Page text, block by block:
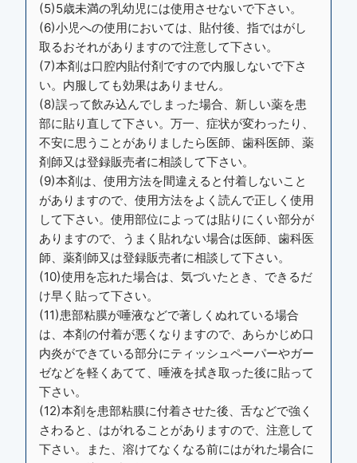
(5)5歳未満の乳幼児には使用させないで下さい。
(6)小児への使用においては、貼付後、指ではがし
取るおそれがありますので注意して下さい。
(7)本剤は口腔内貼付剤ですので内服しないで下さ
い。内服しても効果はありません。
(8)誤って飲み込んでしまった場合、新しい薬を患
部に貼り直して下さい。万一、症状が変わったり、
不安に思うことがありましたら医師、歯科医師、薬
剤師又は登録販売者に相談して下さい。
(9)本剤は、使用方法を間違えると付着しないこと
がありますので、使用方法をよく読んで正しく使用
して下さい。使用部位によっては貼りにくい部分が
ありますので、うまく貼れない場合は医師、歯科医
師、薬剤師又は登録販売者に相談して下さい。
(10)使用を忘れた場合は、気づいたとき、できるだ
け早く貼って下さい。
(11)患部粘膜が唾液などで著しくぬれている場合
は、本剤の付着が悪くなりますので、あらかじめ口
内炎ができている部分にティッシュペーパーやガー
ゼなどを軽くあてて、唾液を拭き取った後に貼って
下さい。
(12)本剤を患部粘膜に付着させた後、舌などで強く
さわると、はがれることがありますので、注意して
下さい。また、溶けてなくなる前にはがれた場合に